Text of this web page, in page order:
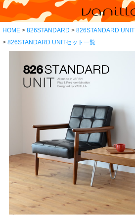
HOME 826STANDARD
826STANDARD UNIT
826STANDARD UNITセット一覧